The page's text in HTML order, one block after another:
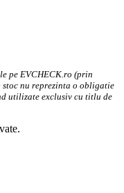
pe EVCHECK.ro (prin
stoc nu reprezinta o obligatie
utilizate exclusiv cu titlu de